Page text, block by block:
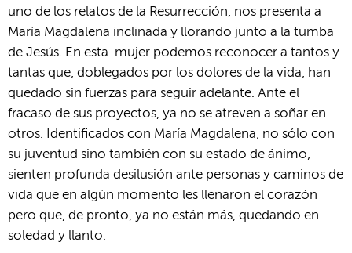
uno de los relatos de la Resurrección, nos presenta a
María Magdalena inclinada y llorando junto a la tumba
de Jesús. En esta mujer podemos reconocer a tantos y
tantas que, doblegados por los dolores de la vida, han
quedado sin fuerzas para seguir adelante. Ante el
fracaso de sus proyectos, ya no se atreven a soñar en
otros. Identificados con María Magdalena, no sólo con
su juventud sino también con su estado de ánimo,
sienten profunda desilusión ante personas y caminos de
vida que en algún momento les llenaron el corazón
pero que, de pronto, ya no están más, quedando en
soledad y llanto.